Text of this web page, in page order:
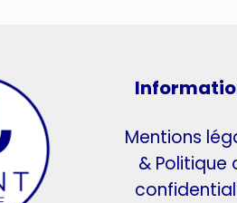
Mentions
& Politique